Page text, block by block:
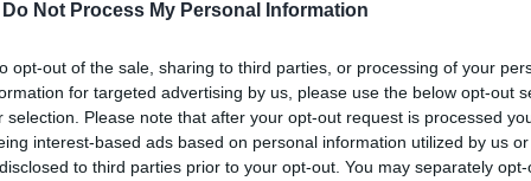
Do Not Process My Personal Information
opt-out of the sale, sharing to third parties, or processing of your
for targeted advertising by us, please use the below opt-out
selection. Please note that after your opt-out request is processed
interest-based ads based on personal information utilized by us
to third parties prior to your opt-out. You may separately
borász, de a borai is felnőttek. Tudatosan készült
2024-ben megérett az idő a Miklós Csabi
az volt, hogy egy bordeaux-i keretrendszerbe